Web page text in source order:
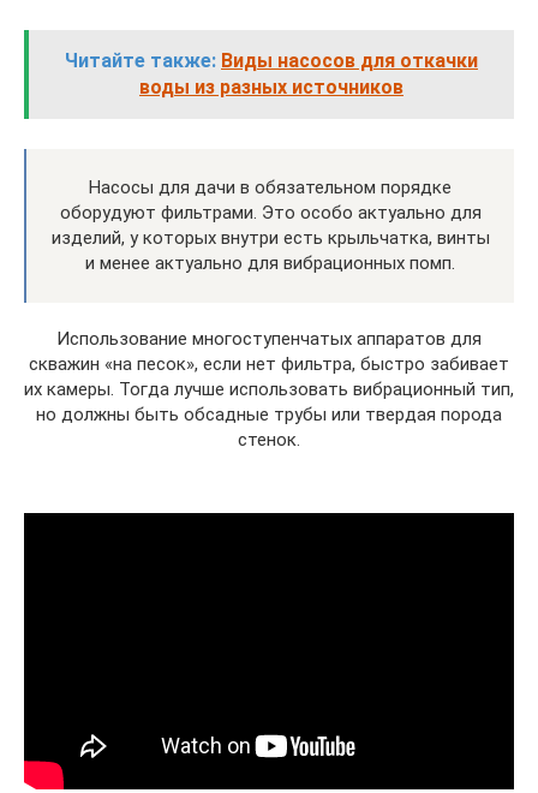
Читайте также: Виды насосов для откачки
воды из разных источников
Насосы для дачи в обязательном порядке
оборудуют фильтрами. Это особо актуально для
изделий, у которых внутри есть крыльчатка, винты
и менее актуально для вибрационных помп.
Использование многоступенчатых аппаратов для
скважин «на песок», если нет фильтра, быстро забивает
их камеры. Тогда лучше использовать вибрационный тип,
но должны быть обсадные трубы или твердая порода
стенок.